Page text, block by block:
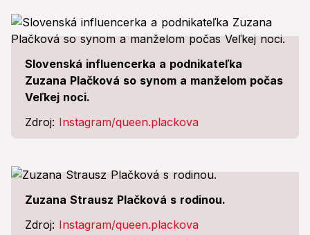
Slovenská influencerka a podnikateľka
Zuzana Plačková so synom a manželom počas
Veľkej noci.
Zdroj: Instagram/queen.plackova
Zuzana Strausz Plačková s rodinou.
Zdroj: Instagram/queen.plackova